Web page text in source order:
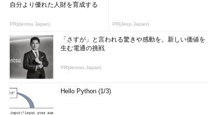
自分より優れた人財を育成する
PR(dentsu Japan) PR(Jeep Japan)
「さすが」と言われる驚きや感動を。新しい価値を
生む電通の挑戦
PR(dentsu Japan)
Hello Python (1/3)